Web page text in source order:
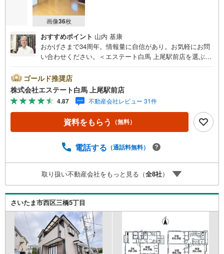
画像36枚
おすすめポイント 山内 基康
おかげさまで34周年。情報量に自信があり。お気軽にお問
い合わせください。＜エステート白馬 上尾駅前店を選ぶ5
「イトーヨーカドー上尾駅前店」内に立地。2.無料駐車場
完備のお店立体駐車場は全480台収容可。駐車場完備してま
す。3.大型キッズスペース当店自慢のキッズスペースをぜ
ひご覧ください。店内におむつ替えコーナーもご用意して
ます。4.年中無休・365日営業でお手伝い営業時間:10時～2
0時まで。スピードある対応が自慢のお店です。5.提携FP
ルプランナーと無料相談。ローン返済について、老後や学
は宅地建物取引士やファイナンシャルプランナー、住宅ロ
ーンアドバイザーなど、専門資格を持つスタッフが多数在
籍しております。お客様からの資料請求、お問い合わせを
お待ちしております。
ゴールド推奨店
株式会社エステート白馬 上尾駅前店
4.87 不動産会社レビュー 31件
資料をもらう （無料）
電話する （通話料無料）
取り扱い不動産会社をもっと見る（全8社）
さいたま市西区三橋5丁目